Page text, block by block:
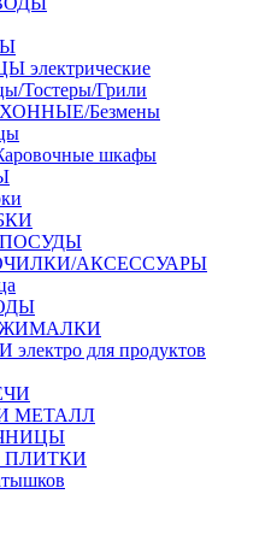
электрические
Тостеры/Грили
Безмены
шкафы
АКСЕССУАРЫ
для продуктов
МЕТАЛЛ
ПЛИТКИ